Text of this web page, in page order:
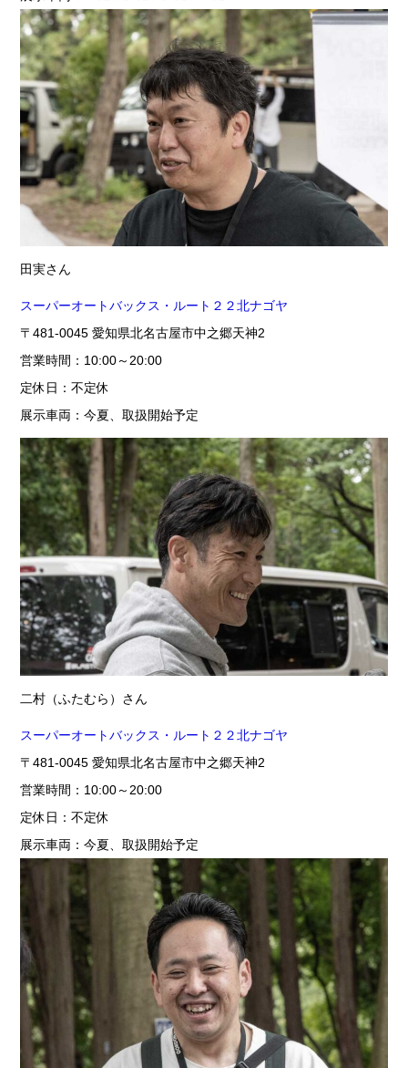
田実さん
スーパーオートバックス・ルート２２北ナゴヤ
〒481-0045 愛知県北名古屋市中之郷天神2
営業時間：10:00～20:00
定休日：不定休
展示車両：今夏、取扱開始予定
二村（ふたむら）さん
スーパーオートバックス・ルート２２北ナゴヤ
〒481-0045 愛知県北名古屋市中之郷天神2
営業時間：10:00～20:00
定休日：不定休
展示車両：今夏、取扱開始予定